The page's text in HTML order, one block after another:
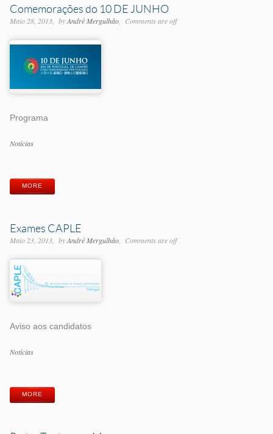
Comemorações do 10 DE JUNHO
Maio 28, 2013 byAndré Mergulhão Comments are off
Programa
Categorias
Notícias
MORE
Exames CAPLE
Maio 23, 2013 byAndré Mergulhão Comments are off
Aviso aos candidatos
Categorias
Notícias
MORE